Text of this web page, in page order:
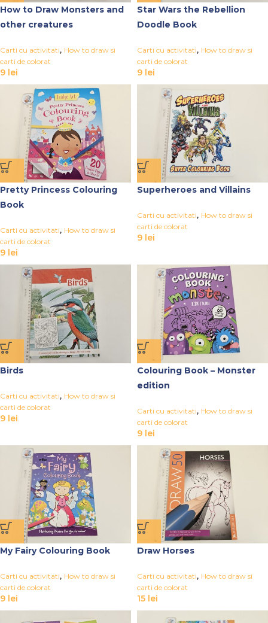
How to Draw Monsters and
other creatures
Carti cu activitati, How to draw si
carti de colorat
9 lei
Star Wars the Rebellion
Doodle Book
Carti cu activitati, How to draw si
carti de colorat
9 lei
Pretty Princess Colouring
Book
Carti cu activitati, How to draw si
carti de colorat
9 lei
Superheroes and Villains
Carti cu activitati, How to draw si
carti de colorat
9 lei
Birds
Carti cu activitati, How to draw si
carti de colorat
9 lei
Colouring Book – Monster
edition
Carti cu activitati, How to draw si
carti de colorat
9 lei
My Fairy Colouring Book
Carti cu activitati, How to draw si
carti de colorat
9 lei
Draw Horses
Carti cu activitati, How to draw si
carti de colorat
15 lei